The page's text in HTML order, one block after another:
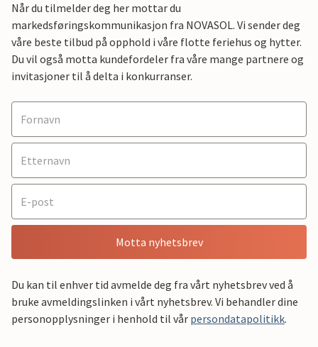
Når du tilmelder deg her mottar du
markedsføringskommunikasjon fra NOVASOL. Vi sender deg
våre beste tilbud på opphold i våre flotte feriehus og hytter.
Du vil også motta kundefordeler fra våre mange partnere og
invitasjoner til å delta i konkurranser.
Motta nyhetsbrev
Du kan til enhver tid avmelde deg fra vårt nyhetsbrev ved å
bruke avmeldingslinken i vårt nyhetsbrev. Vi behandler dine
personopplysninger i henhold til vår persondatapolitikk.